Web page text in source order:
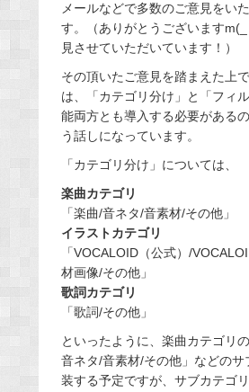
k
メールなどで多数のご意見をい
す。（ありがとうございます
見させていただいています！）
その頂いたご意見を踏まえた上
は、「カテゴリ分け」と「フィ
能両方とも導入する必要がある
う話しになっています。
「カテゴリ分け」については、
楽曲カテゴリ
「楽曲/音ネタ/音素材/その他」
イラストカテゴリ
「VOCALOID（公式）/
材画像/その他」
歌詞カテゴリ
「歌詞/その他」
といったように、楽曲カテゴリ
音ネタ/音素材/その他」などのサ
装する予定ですが、サブカテゴ